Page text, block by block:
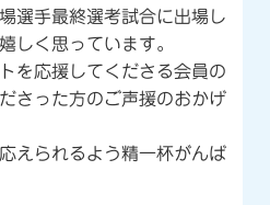
選手最終選考試合に出場し
しく思っています。
を応援してくださる会員の
さった方のご声援のおかげ
えられるよう精一杯がんば